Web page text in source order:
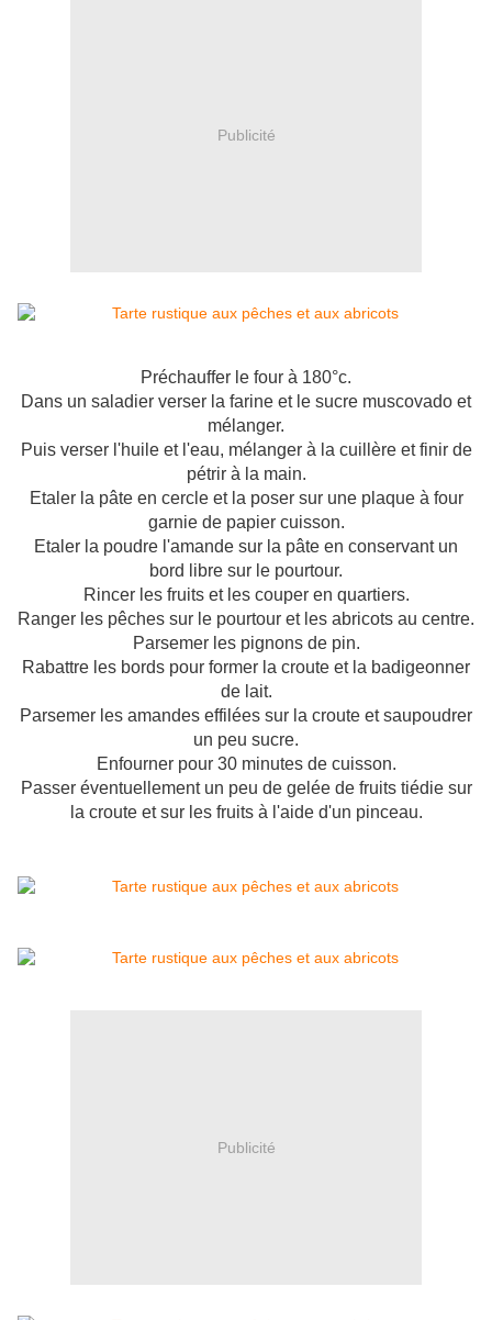
Publicité
Préchauffer le four à 180°c.
Dans un saladier verser la farine et le sucre muscovado et
mélanger.
Puis verser l'huile et l'eau, mélanger à la cuillère et finir de
pétrir à la main.
Etaler la pâte en cercle et la poser sur une plaque à four
garnie de papier cuisson.
Etaler la poudre l'amande sur la pâte en conservant un
bord libre sur le pourtour.
Rincer les fruits et les couper en quartiers.
Ranger les pêches sur le pourtour et les abricots au centre.
Parsemer les pignons de pin.
Rabattre les bords pour former la croute et la badigeonner
de lait.
Parsemer les amandes effilées sur la croute et saupoudrer
un peu sucre.
Enfourner pour 30 minutes de cuisson.
Passer éventuellement un peu de gelée de fruits tiédie sur
la croute et sur les fruits à l'aide d'un pinceau.
Publicité